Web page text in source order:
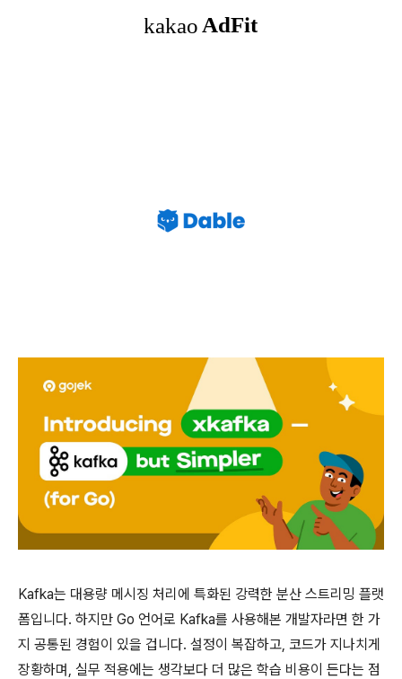
Kafka는 대용량 메시징 처리에 특화된 강력한 분산 스트리밍 플랫
폼입니다. 하지만 Go 언어로 Kafka를 사용해본 개발자라면 한 가
지 공통된 경험이 있을 겁니다. 설정이 복잡하고, 코드가 지나치게
장황하며, 실무 적용에는 생각보다 더 많은 학습 비용이 든다는 점